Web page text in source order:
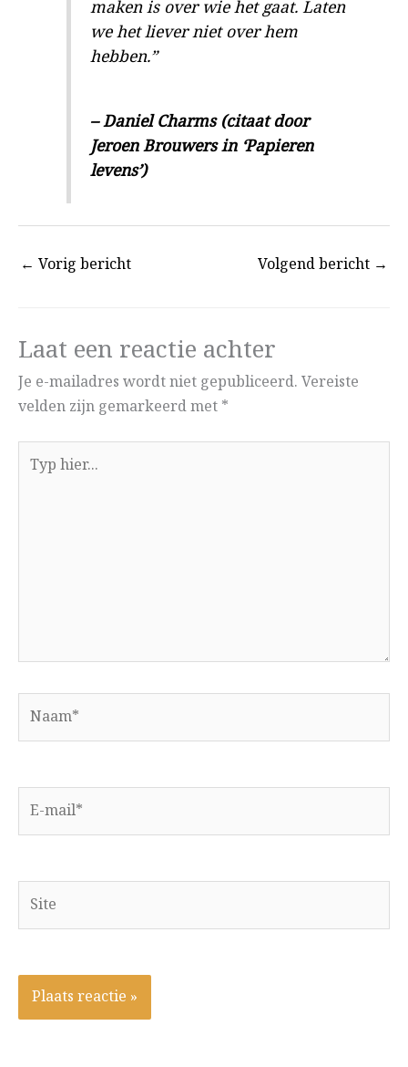
maken is over wie het gaat. Laten
we het liever niet over hem
hebben.”
– Daniel Charms (citaat door
Jeroen Brouwers in ‘Papieren
levens’)
← Vorig bericht Volgend bericht →
Laat een reactie achter
Je e-mailadres wordt niet gepubliceerd. Vereiste
velden zijn gemarkeerd met *
hier...
mail*
Site